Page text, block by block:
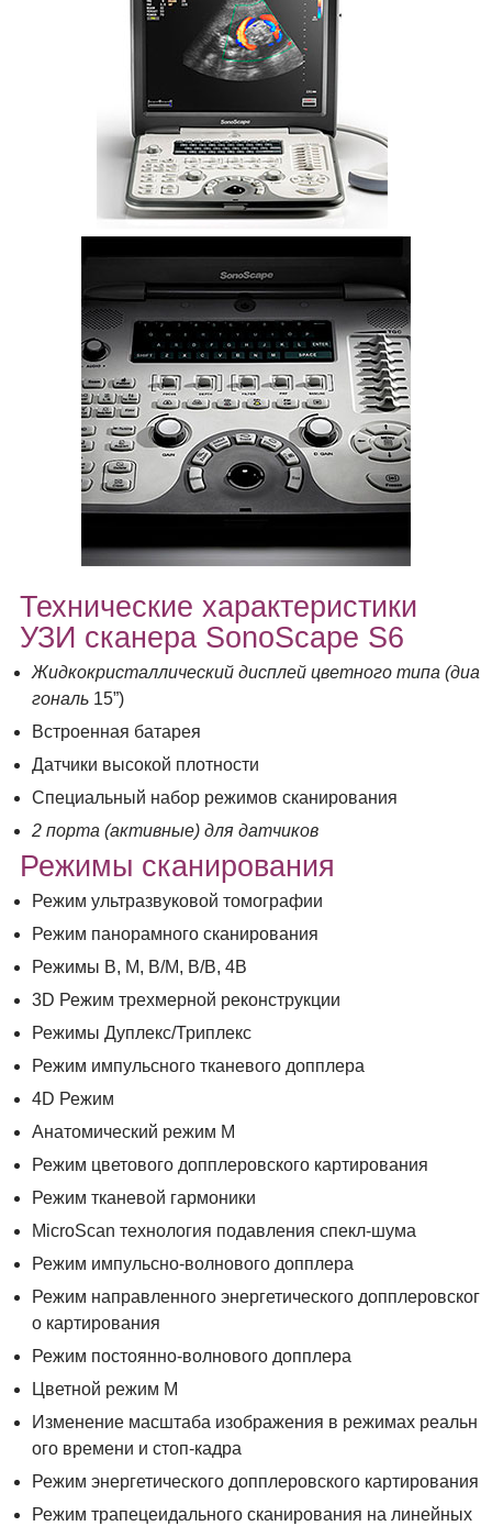
Технические характеристики
УЗИ сканера SonoScape S6
Жидкокристаллический дисплей цветного типа (диа
гональ 15”)
Встроенная батарея
Датчики высокой плотности
Специальный набор режимов сканирования
2 порта (активные) для датчиков
Режимы сканирования
Режим ультразвуковой томографии
Режим панорамного сканирования
Режимы В, М, В/М, В/В, 4В
3D Режим трехмерной реконструкции
Режимы Дуплекс/Триплекс
Режим импульсного тканевого допплера
4D Режим
Анатомический режим М
Режим цветового допплеровского картирования
Режим тканевой гармоники
MicroScan технология подавления спекл-шума
Режим импульсно-волнового допплера
Режим направленного энергетического допплеровског
о картирования
Режим постоянно-волнового допплера
Цветной режим М
Изменение масштаба изображения в режимах реальн
ого времени и стоп-кадра
Режим энергетического допплеровского картирования
Режим трапецеидального сканирования на линейных